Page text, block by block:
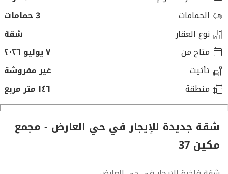
الحمامات
3 حمامات
نوع العقار
شقة
متاح من
٧ يوليو ٢٠٢٦
تأثيث
غير مفروشة
منطقة
١٤٦ متر مربع
شقة جديدة للإيجار في حي العارض - مجمع
مكين 37